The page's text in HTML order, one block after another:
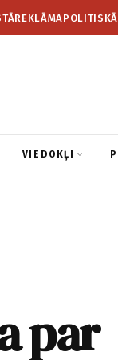
REKLĀMA
VIEDOKĻI
par